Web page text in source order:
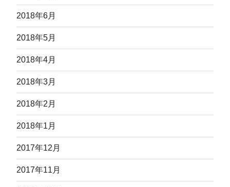
2018年6月
2018年5月
2018年4月
2018年3月
2018年2月
2018年1月
2017年12月
2017年11月